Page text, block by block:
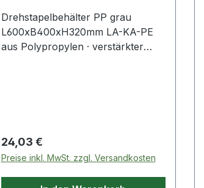
Drehstapelbehälter PP grau
L600xB400xH320mm LA-KA-PE
aus Polypropylen · verstärkter
Belege · Sicherung des Deckels
durch Plomben möglich (Zubehör)
· lebensmittelecht ·
temperaturbeständig von -20 bis
Regulärer Preis:
24,03 €
Preise inkl. MwSt. zzgl. Versandkosten